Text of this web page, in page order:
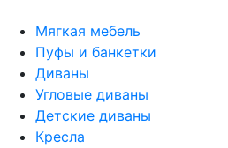
Мягкая мебель
Пуфы и банкетки
Диваны
Угловые диваны
Детские диваны
Кресла